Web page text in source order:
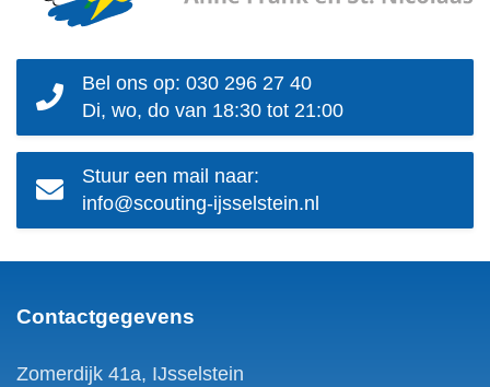
Bel ons op: 030 296 27 40
Di, wo, do van 18:30 tot 21:00
Stuur een mail naar:
info@scouting-ijsselstein.nl
Contactgegevens
Zomerdijk 41a, IJsselstein